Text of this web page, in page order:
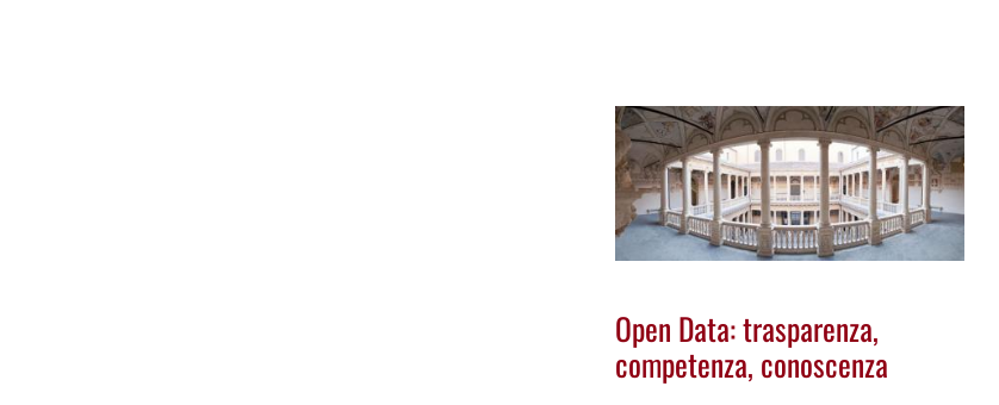
Open Data: trasparenza,
competenza, conoscenza